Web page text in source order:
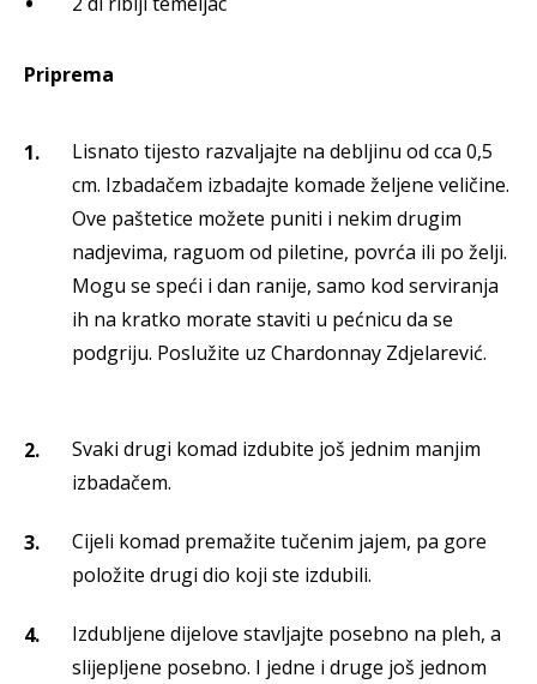
Priprema
Lisnato tijesto razvaljajte na debljinu od cca 0,5
cm. Izbadačem izbadajte komade željene veličine.
Ove paštetice možete puniti i nekim drugim
nadjevima, raguom od piletine, povrća ili po želji.
Mogu se speći i dan ranije, samo kod serviranja
ih na kratko morate staviti u pećnicu da se
podgriju. Poslužite uz Chardonnay Zdjelarević.
Svaki drugi komad izdubite još jednim manjim
izbadačem.
Cijeli komad premažite tučenim jajem, pa gore
položite drugi dio koji ste izdubili.
Izdubljene dijelove stavljajte posebno na pleh, a
slijepljene posebno. I jedne i druge još jednom